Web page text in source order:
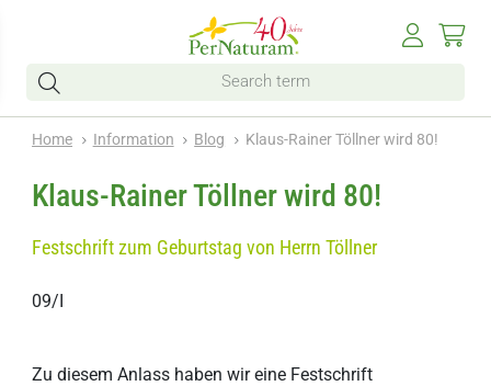
Home Information Blog Klaus-Rainer Töllner wird 80!
Klaus-Rainer Töllner wird 80!
Festschrift zum Geburtstag von Herrn Töllner
09/I
Zu diesem Anlass haben wir eine Festschrift